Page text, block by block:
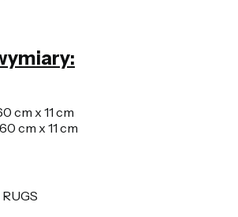
cm x 11 cm
cm x 11 cm